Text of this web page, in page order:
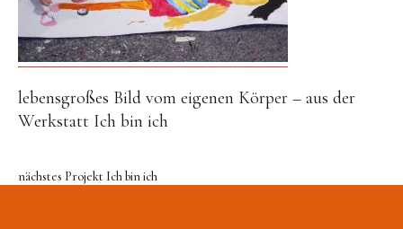
Steckentiere-Werkstatt
Architektur-Werkstatt
Ast-Tiere-Werkstatt
Alles Müll oder was?
lebensgroßes Bild vom eigenen Körper – aus der
Werkstatt Ich bin ich
nächstes Projekt Ich bin ich